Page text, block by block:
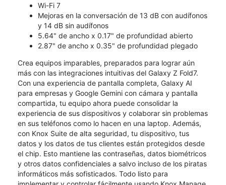
Wi-Fi 7
Mejoras en la conversación de 13 dB con audífonos
y 14 dB sin audífonos
5.64" de ancho x 0.17" de profundidad abierto
2.87" de ancho x 0.35" de profundidad plegado
Crea equipos imparables, preparados para lograr aún
más con las integraciones intuitivas del Galaxy Z Fold7.
Con una experiencia de pantalla completa, Galaxy AI
para empresas y Google Gemini con cámara y pantalla
compartida, tu equipo ahora puede consolidar la
experiencia de sus dispositivos y colaborar sin problemas
en sus teléfonos como lo hacen en una laptop. Además,
con Knox Suite de alta seguridad, tu dispositivo, tus
datos y los datos de tus clientes están protegidos desde
el chip. Esto mantiene las contraseñas, datos biométricos
y otros datos confidenciales a salvo incluso de los piratas
informáticos más sofisticados. Todo listo para